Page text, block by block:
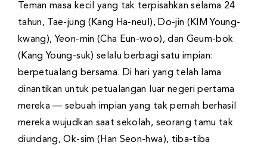
Teman masa kecil yang tak terpisahkan selama 24
tahun, Tae-jung (Kang Ha-neul), Do-jin (KIM Young-
kwang), Yeon-min (Cha Eun-woo), dan Geum-bok
(Kang Young-suk) selalu berbagi satu impian:
berpetualang bersama. Di hari yang telah lama
dinantikan untuk petualangan luar negeri pertama
mereka — sebuah impian yang tak pernah berhasil
mereka wujudkan saat sekolah, seorang tamu tak
diundang, Ok-sim (Han Seon-hwa), tiba-tiba